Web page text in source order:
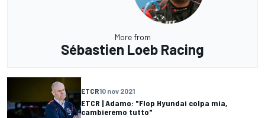
More from
Sébastien Loeb Racing
ETCR10 nov 2021
ETCR | Adamo: "Flop Hyundai colpa mia,
cambieremo tutto"